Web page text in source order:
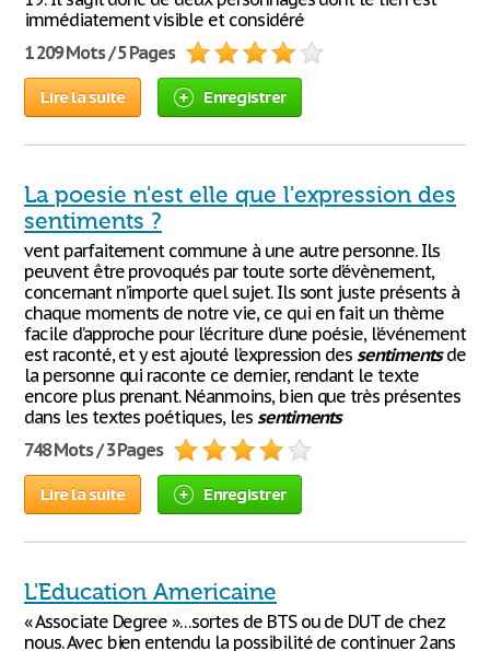
immédiatement visible et considéré
1 209 Mots / 5 Pages
Lire la suite Enregistrer
La poesie n'est elle que l'expression des
sentiments ?
vent parfaitement commune à une autre personne. Ils
peuvent être provoqués par toute sorte d’évènement,
concernant n’importe quel sujet. Ils sont juste présents à
chaque moments de notre vie, ce qui en fait un thème
facile d’approche pour l’écriture d’une poésie, l’événement
est raconté, et y est ajouté l’expression dessentimentsde
la personne qui raconte ce dernier, rendant le texte
encore plus prenant. Néanmoins, bien que très présentes
dans les textes poétiques, les sentiments
748 Mots / 3 Pages
Lire la suite Enregistrer
L'Education Americaine
« Associate Degree »…sortes de BTS ou de DUT de chez
nous. Avec bien entendu la possibilité de continuer 2ans